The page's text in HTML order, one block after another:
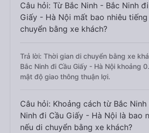
Câu hỏi: Từ Bắc Ninh - Bắc Ninh
Giấy - Hà Nội mất bao nhiêu
chuyển bằng xe khách?
Trả lời: Thời gian di chuyển bằng xe
Bắc Ninh đi Cầu Giấy - Hà Nội khoảng
mật độ giao thông thuận lợi.
Câu hỏi: Khoảng cách từ Bắc Ninh
Ninh đi Cầu Giấy - Hà Nội là bao
nếu di chuyển bằng xe khách?